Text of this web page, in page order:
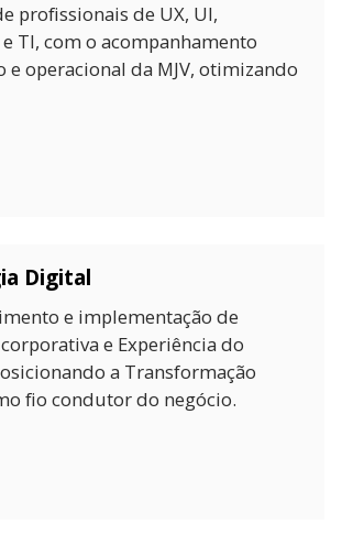
profissionais de UX, UI,
TI, com o acompanhamento
e operacional da MJV, otimizando
Digital
e implementação de
e Experiência do
a Transformação
fio condutor do negócio.